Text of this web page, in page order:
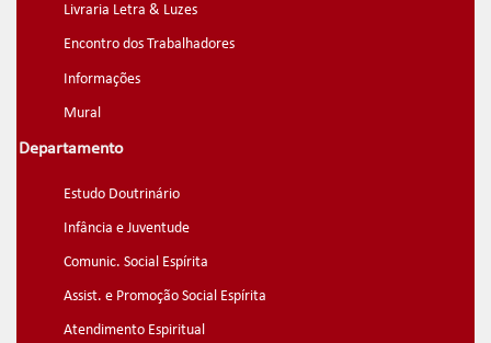
Livraria Letra & Luzes
Encontro dos Trabalhadores
Informações
Mural
Departamento
Estudo Doutrinário
Infância e Juventude
Comunic. Social Espírita
Assist. e Promoção Social Espírita
Atendimento Espiritual